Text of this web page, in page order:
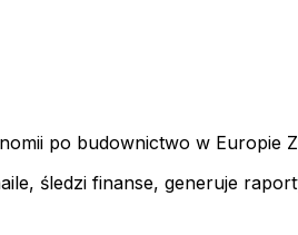
po budownictwo w Europie
śledzi finanse, generuje